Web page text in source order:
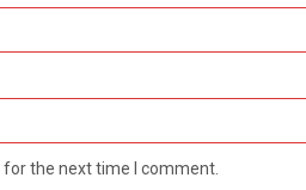
the next time I comment.